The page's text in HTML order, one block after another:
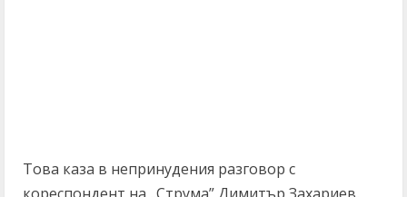
Това каза в непринудения разговор с